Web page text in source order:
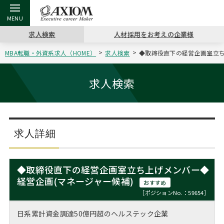
戻る
アクシアムの特長
戻る
コンサ
サービス案内
戻る
キャリ
コンサルタントの紹介
戻る
キャリア支援 TOP
キャリアデザイン講座
（最新求人市場動向）
戻る
MBAの
ステージ別アドバイス
MBAの転職事例
MBAからのFAQ
MBA留学生数の推移
戻る
日本か
戻る
転職ツール TOP
英文レジュメの書き方
戻る
パワー
職務経歴書の書き方
よくある面接Q&A集
戻る
転職コラム TOP
“展”職相談室
転職市場の明日をよめ
転職成功への4つの鍵
戻る
イベント・セミナー TOP
ジョブフェア
キャリアデザインセミナー
キャリアフォーラム
戻る
会社概要 TOP
沿革
主なクライアント
採用情報
求人検索 人材採用をお考えの企業様
MBA転職・外資系求人（HOME） 求人検索 ◆取締役直下の経営企画室立
求人検索
求人詳細
◆取締役直下の経営企画室立ち上げメンバー◆
経営企画(マネージャー候補)
おすすめ
［ポジションNo.：59654］
日系累計資金調達50億円超のヘルステック企業